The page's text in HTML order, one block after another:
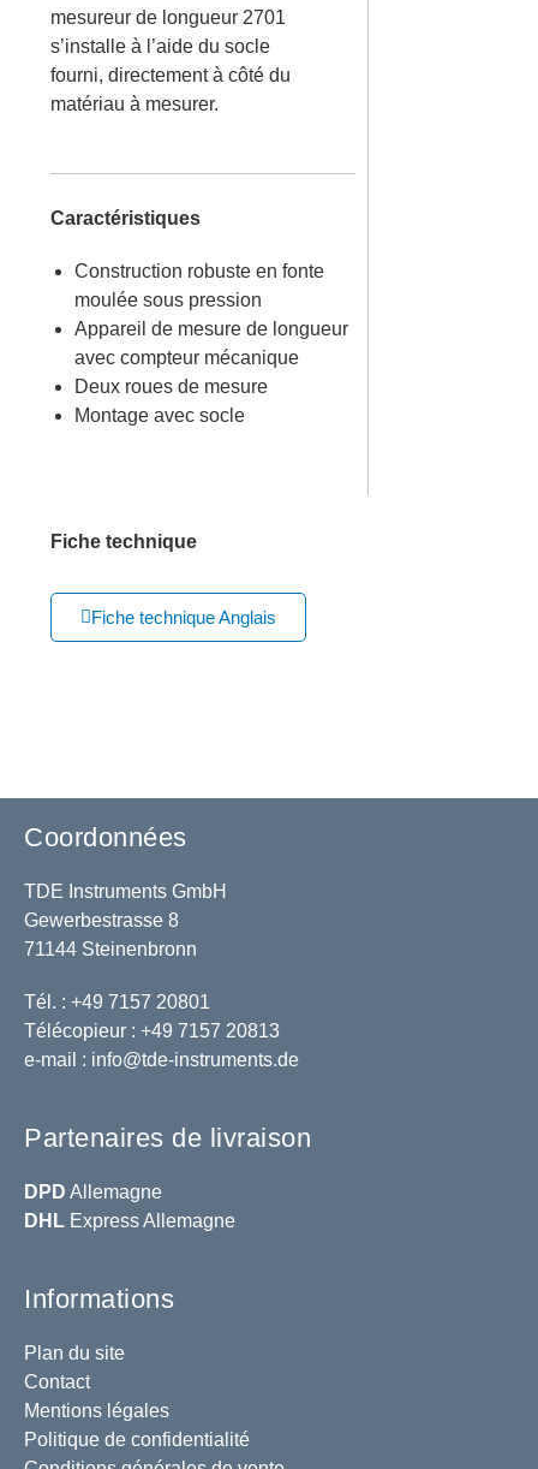
mesureur de longueur 2701
s’installe à l’aide du socle
fourni, directement à côté du
matériau à mesurer.
Caractéristiques
Construction robuste en fonte
moulée sous pression
Appareil de mesure de longueur
avec compteur mécanique
Deux roues de mesure
Montage avec socle
Fiche technique
Fiche technique Anglais
Coordonnées
TDE Instruments GmbH
Gewerbestrasse 8
71144 Steinenbronn
Tél. : +49 7157 20801
Télécopieur : +49 7157 20813
e-mail : info@tde-instruments.de
Partenaires de livraison
DPD Allemagne
DHL Express Allemagne
Informations
Plan du site
Contact
Mentions légales
Politique de confidentialité